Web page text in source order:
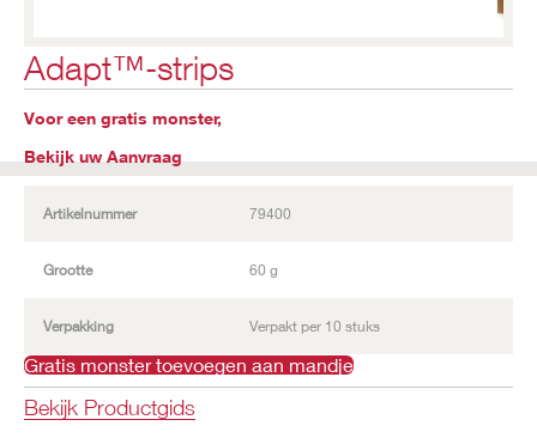
Adapt™-strips
Voor een gratis monster,
Bekijk uw Aanvraag
Artikelnummer 79400
Grootte 60 g
Verpakking Verpakt per 10 stuks
Gratis monster toevoegen aan mandje
Bekijk Productgids